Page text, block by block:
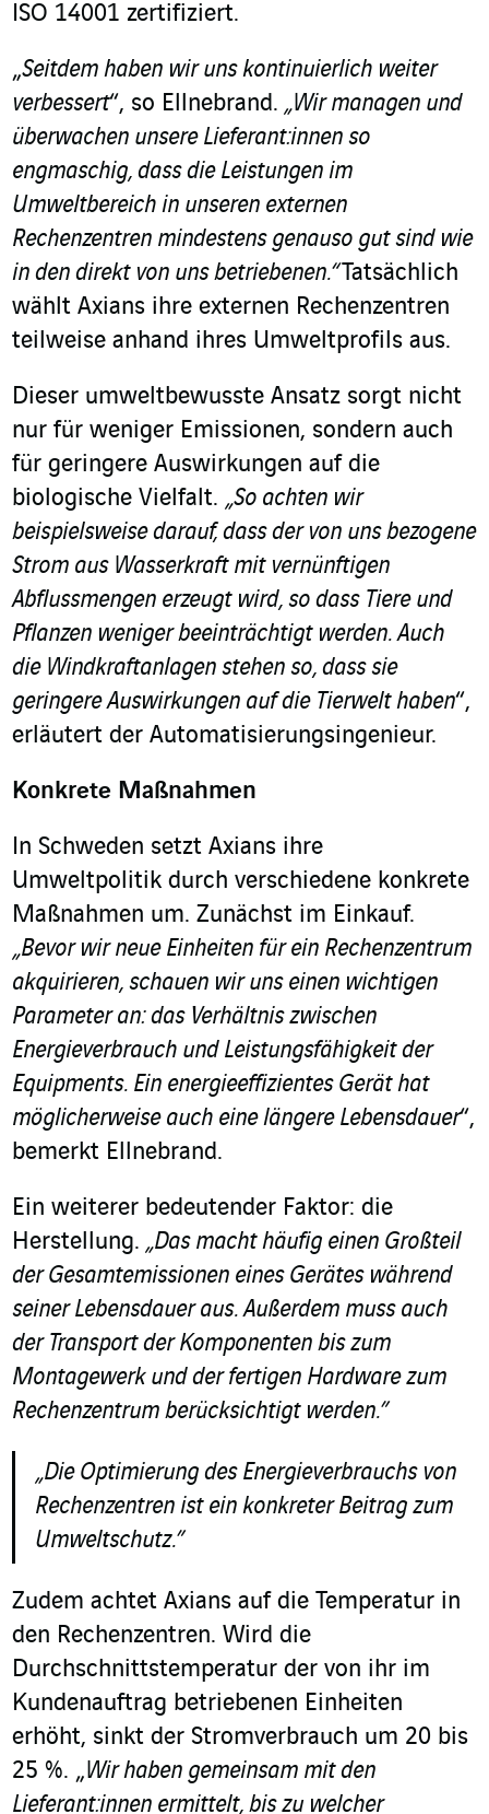
ISO 14001 zertifiziert.
„Seitdem haben wir uns kontinuierlich weiter
verbessert“, so Ellnebrand. „Wir managen und
überwachen unsere Lieferant:innen so
engmaschig, dass die Leistungen im
Umweltbereich in unseren externen
Rechenzentren mindestens genauso gut sind wie
in den direkt von uns betriebenen.“Tatsächlich
wählt Axians ihre externen Rechenzentren
teilweise anhand ihres Umweltprofils aus.
Dieser umweltbewusste Ansatz sorgt nicht
nur für weniger Emissionen, sondern auch
für geringere Auswirkungen auf die
biologische Vielfalt. „So achten wir
beispielsweise darauf, dass der von uns bezogene
Strom aus Wasserkraft mit vernünftigen
Abflussmengen erzeugt wird, so dass Tiere und
Pflanzen weniger beeinträchtigt werden. Auch
die Windkraftanlagen stehen so, dass sie
geringere Auswirkungen auf die Tierwelt haben“,
erläutert der Automatisierungsingenieur.
Konkrete Maßnahmen
In Schweden setzt Axians ihre
Umweltpolitik durch verschiedene konkrete
Maßnahmen um. Zunächst im Einkauf.
„Bevor wir neue Einheiten für ein Rechenzentrum
akquirieren, schauen wir uns einen wichtigen
Parameter an: das Verhältnis zwischen
Energieverbrauch und Leistungsfähigkeit der
Equipments. Ein energieeffizientes Gerät hat
möglicherweise auch eine längere Lebensdauer“,
bemerkt Ellnebrand.
Ein weiterer bedeutender Faktor: die
Herstellung. „Das macht häufig einen Großteil
der Gesamtemissionen eines Gerätes während
seiner Lebensdauer aus. Außerdem muss auch
der Transport der Komponenten bis zum
Montagewerk und der fertigen Hardware zum
Rechenzentrum berücksichtigt werden.”
„Die Optimierung des Energieverbrauchs von
Rechenzentren ist ein konkreter Beitrag zum
Umweltschutz.”
Zudem achtet Axians auf die Temperatur in
den Rechenzentren. Wird die
Durchschnittstemperatur der von ihr im
Kundenauftrag betriebenen Einheiten
erhöht, sinkt der Stromverbrauch um 20 bis
25 %. „Wir haben gemeinsam mit den
Lieferant:innen ermittelt, bis zu welcher